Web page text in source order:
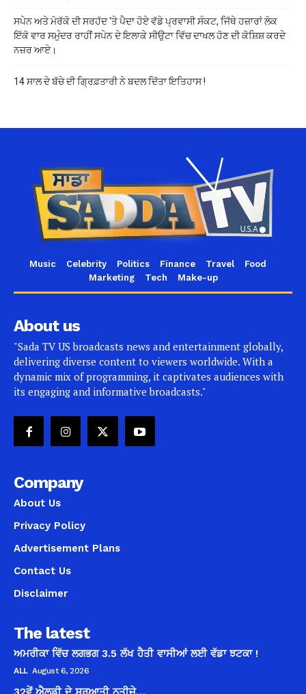
ਸਪੇਨ ਅਤੇ ਮੋਰੱਕੋ ਦੀ ਸਰਹੱਦ ‘ਤੇ ਪੈਦਾ ਹੋਏ ਵੱਡੇ ਪ੍ਰਵਾਸੀ ਸੰਕਟ, ਜਿੱਥੇ ਹਜ਼ਾਰਾਂ ਲੋਕ
ਇੱਕੋ ਵਾਰ ਸਮੁੰਦਰ ਰਾਹੀਂ ਸਪੇਨ ਦੇ ਇਲਾਕੇ ਸੀਉਟਾ ਵਿੱਚ ਦਾਖਲ ਹੋਣ ਦੀ ਕੋਸ਼ਿਸ਼ ਕਰਦੇ
ਨਜ਼ਰ ਆਏ।
14 ਸਾਲ ਦੇ ਬੱਚੇ ਦੀ ਗ੍ਰਿਫ਼ਤਾਰੀ ਨੇ ਬਦਲ ਦਿੱਤਾ ਇਤਿਹਾਸ !
Music Celebrity Politics Finance Travel
Food
Marketing
Tech Make-up
About us
"Sada TV US broadcasts news and entertainment globally,
delivering diverse content to viewers worldwide. With a
dynamic mix of programming, it captivates audiences with
its engaging and informative broadcasts."
Company
About Us
Privacy Policy
Advertisement Plans
Contact Us
Disclaimer
The latest
ਅਮਰੀਕਾ ਵਿੱਚ ਲਗਭਗ 3.5 ਲੱਖ ਹੈਤੀ ਵਾਸੀਆਂ ਲਈ ਵੱਡਾ ਝਟਕਾ !
ALL August 6, 2026